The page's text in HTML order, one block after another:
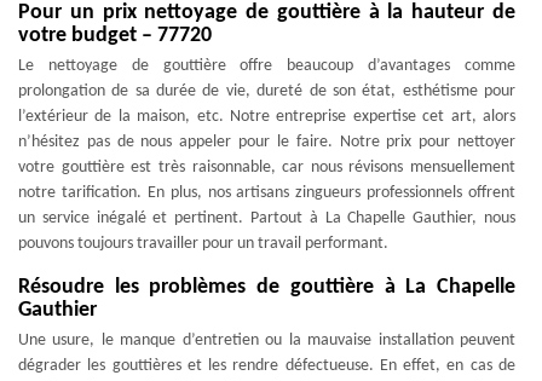
Pour un prix nettoyage de gouttière à la hauteur de
votre budget – 77720
Le nettoyage de gouttière offre beaucoup d’avantages comme
prolongation de sa durée de vie, dureté de son état, esthétisme pour
l’extérieur de la maison, etc. Notre entreprise expertise cet art, alors
n’hésitez pas de nous appeler pour le faire. Notre prix pour nettoyer
votre gouttière est très raisonnable, car nous révisons mensuellement
notre tarification. En plus, nos artisans zingueurs professionnels offrent
un service inégalé et pertinent. Partout à La Chapelle Gauthier, nous
pouvons toujours travailler pour un travail performant.
Résoudre les problèmes de gouttière à La Chapelle
Gauthier
Une usure, le manque d’entretien ou la mauvaise installation peuvent
dégrader les gouttières et les rendre défectueuse. En effet, en cas de